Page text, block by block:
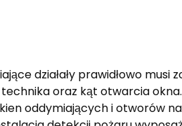
działały prawidłowo musi
oraz kąt otwarcia
oddymiających i otworów